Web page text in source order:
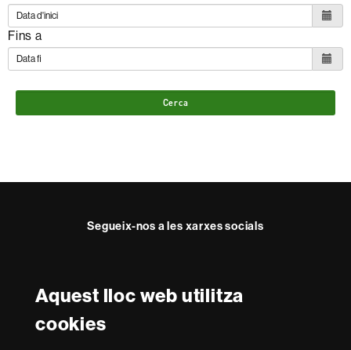
Aquest lloc web utilitza
cookies
Fins a
Cerca
Segueix-nos a les xarxes socials
Reconeixement internacional de l'excel·lència